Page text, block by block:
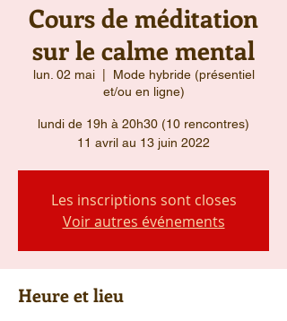
Cours de méditation
sur le calme mental
lun. 02 mai
  |
Mode hybride (présentiel
et/ou en ligne)
lundi de 19h à 20h30 (10 rencontres)
11 avril au 13 juin 2022
Les inscriptions sont closes
Voir autres événements
Heure et lieu